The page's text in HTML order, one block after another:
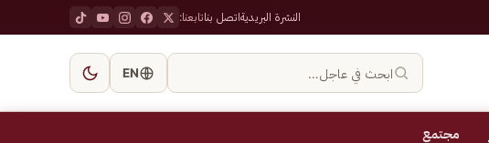
النشرة البريديةاتصل بناتابعنا:
ابحث في عاجل… EN
مجتمع